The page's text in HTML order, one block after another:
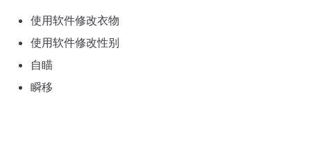
使用软件修改衣物
使用软件修改性别
自瞄
瞬移